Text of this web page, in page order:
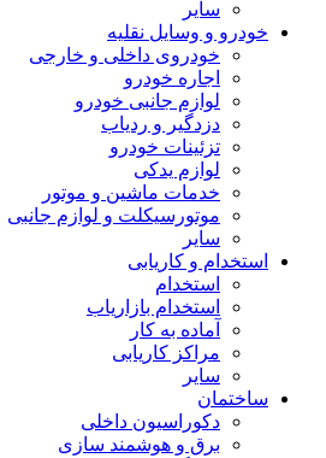
سایر
خودرو و وسایل نقلیه
خودروی داخلی و خارجی
اجاره خودرو
لوازم جانبی خودرو
دزدگیر و ردیاب
تزئینات خودرو
لوازم یدکی
خدمات ماشین و موتور
موتورسیکلت و لوازم جانبی
سایر
استخدام و کاریابی
استخدام
استخدام بازاریاب
آماده به کار
مراکز کاریابی
سایر
ساختمان
دکوراسیون داخلی
برق و هوشمند سازی